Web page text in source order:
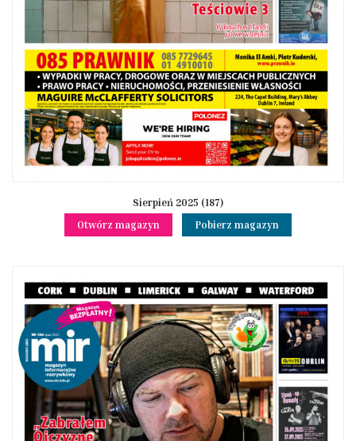
Sierpień 2025 (187)
Otwórz magazyn
Pobierz magazyn